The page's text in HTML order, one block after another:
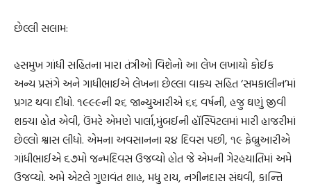
છેલ્લી સલામ:
હસમુખ ગાંધી સહિતના મારા તંત્રીઓ વિશેનો આ લેખ લખાયો કોઈક
અન્ય પ્રસંગે અને ગાધીભાઈએ લેખના છેલ્લા વાક્ય સહિત ‘સમકાલીન’માં
પ્રગટ થવા દીધો. ૧૯૯૯ની ૨૬ જાન્યુઆરીએ ૬૬ વર્ષની, હજુ ઘણું જીવી
શક્યા હોત એવી, ઉંમરે એમણે પાર્લા,મુંબઈની હૉસ્પિટલમાં મારી હાજરીમાં
છેલ્લો શ્વાસ લીધો. એમના અવસાનના ૨૪ દિવસ પછી, ૧૯ ફેબ્રુઆરીએ
ગાંધીભાઈએ ૬૭મો જન્મદિવસ ઉજવ્યો હોત જે એમની ગેરહયાતિમાં અમે
ઉજવ્યો. અમે એટલે ગુણવંત શાહ, મધુ રાય, નગીનદાસ સંઘવી, કાન્તિ